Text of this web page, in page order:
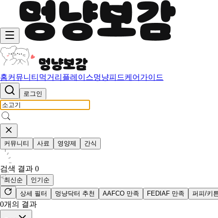
홈커뮤니티 먹거리 플레이스멍냥피드케어가이드
로그인
커뮤니티 사료 영양제 간식
검색 결과 0
최신순
인기순
상세 필터
멍냥닥터 추천 AAFCO 만족 FEDIAF 만족 퍼피/키
0개의 결과